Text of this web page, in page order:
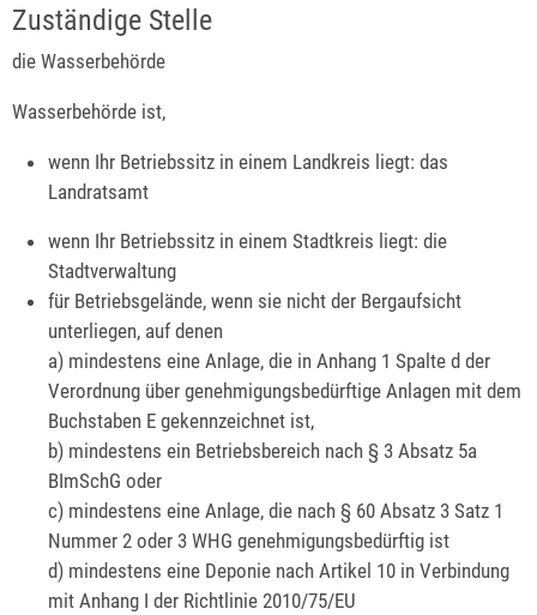
Zuständige Stelle
die Wasserbehörde
Wasserbehörde ist,
wenn Ihr Betriebssitz in einem Landkreis liegt: das
Landratsamt
wenn Ihr Betriebssitz in einem Stadtkreis liegt: die
Stadtverwaltung
für Betriebsgelände, wenn sie nicht der Bergaufsicht
unterliegen, auf denen
a) mindestens eine Anlage, die in Anhang 1 Spalte d der
Verordnung über genehmigungsbedürftige Anlagen mit dem
Buchstaben E gekennzeichnet ist,
b) mindestens ein Betriebsbereich nach § 3 Absatz 5a
BImSchG oder
c) mindestens eine Anlage, die nach § 60 Absatz 3 Satz 1
Nummer 2 oder 3 WHG genehmigungsbedürftig ist
d) mindestens eine Deponie nach Artikel 10 in Verbindung
mit Anhang I der Richtlinie 2010/75/EU